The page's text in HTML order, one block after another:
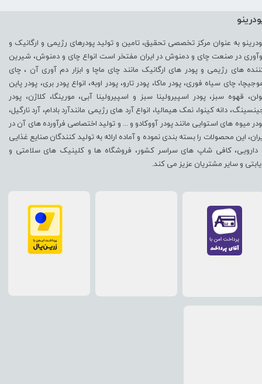
به عنوان مرکز تخصصی تحقیق، تامین و تولید پودرهای رژیمی و ارگانیک و
در صنعت چای و دمنوش در ایران مفتخر است انواع چای و دمنوش، شیرین
های رژیمی و پودر های ارگانیک مانند چای ماچا و ابزار دم آوری آن ، چای
چای سیاه فوری، پودر ماکا، پودر تارو، پودر اوبه، انواع پودر بری، پودر پاین
قهوه سبز، پودر اسپیرولینا سبز و اسپیرولینا آبی، مورینگا، کلاژن، پودر
دانه کینوا، نمک هیمالیا، انواع آرد های رژیمی مانندآرد بادام، آرد نارگیل،
میوه های استوایی مانند پودر آووکادو و ... و تولید اختصاصی فرآورده های آن در
این محصولات را بسته بندی نموده و آماده ارائه به تولید کنندگان صنایع غذایی
دارویی، کافی شاپ های سراسر کشور، فروشگاه ها و کلینیک های سلامتی و
و سایر مشتریان عزیز می کند.